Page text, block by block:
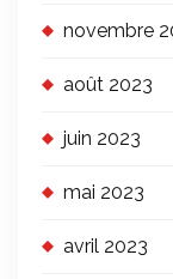
novembre
août 2023
juin 2023
mai 2023
avril 2023